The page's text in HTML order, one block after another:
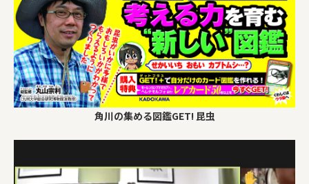
角川の集める図鑑GET! 昆虫